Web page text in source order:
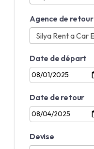
Agence de retour
Date de départ
Date de retour
Devise